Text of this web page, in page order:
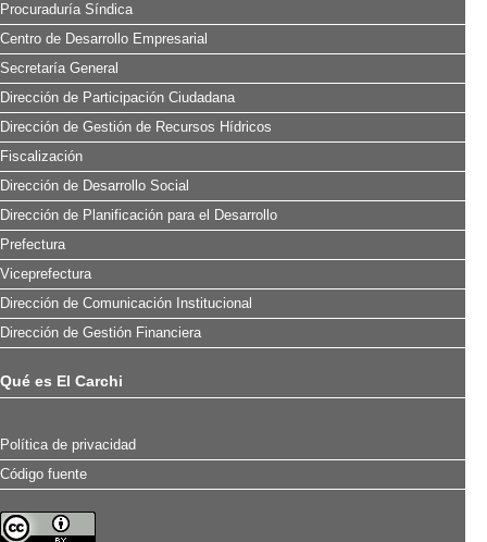
Procuraduría Síndica
Centro de Desarrollo Empresarial
Secretaría General
Dirección de Participación Ciudadana
Dirección de Gestión de Recursos Hídricos
Fiscalización
Dirección de Desarrollo Social
Dirección de Planificación para el Desarrollo
Prefectura
Viceprefectura
Dirección de Comunicación Institucional
Dirección de Gestión Financiera
Qué es El Carchi
Política de privacidad
Código fuente